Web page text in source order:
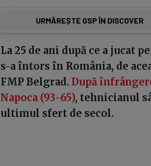
URMĂREȘTE GSP ÎN DISCOVER
La 25 de ani după ce a jucat
s-a întors în România, de
FMP Belgrad. După
Napoca (93-65), tehnicianul
ultimul sfert de secol.